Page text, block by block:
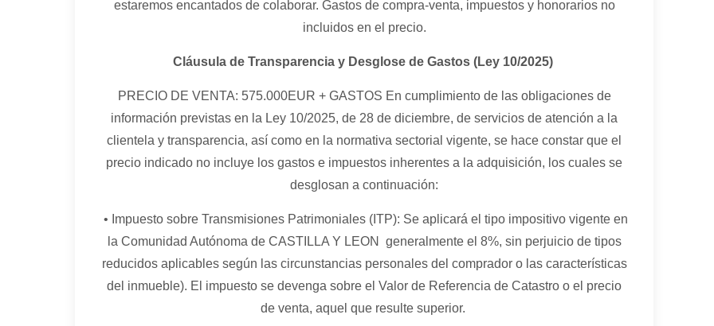
estaremos encantados de colaborar. Gastos de compra-venta, impuestos y honorarios no
incluidos en el precio.
Cláusula de Transparencia y Desglose de Gastos (Ley 10/2025)
PRECIO DE VENTA: 575.000EUR + GASTOS En cumplimiento de las obligaciones de
información previstas en la Ley 10/2025, de 28 de diciembre, de servicios de atención a la
clientela y transparencia, así como en la normativa sectorial vigente, se hace constar que el
precio indicado no incluye los gastos e impuestos inherentes a la adquisición, los cuales se
desglosan a continuación:
• Impuesto sobre Transmisiones Patrimoniales (ITP): Se aplicará el tipo impositivo vigente en
la Comunidad Autónoma de CASTILLA Y LEON generalmente el 8%, sin perjuicio de tipos
reducidos aplicables según las circunstancias personales del comprador o las características
del inmueble). El impuesto se devenga sobre el Valor de Referencia de Catastro o el precio
de venta, aquel que resulte superior.